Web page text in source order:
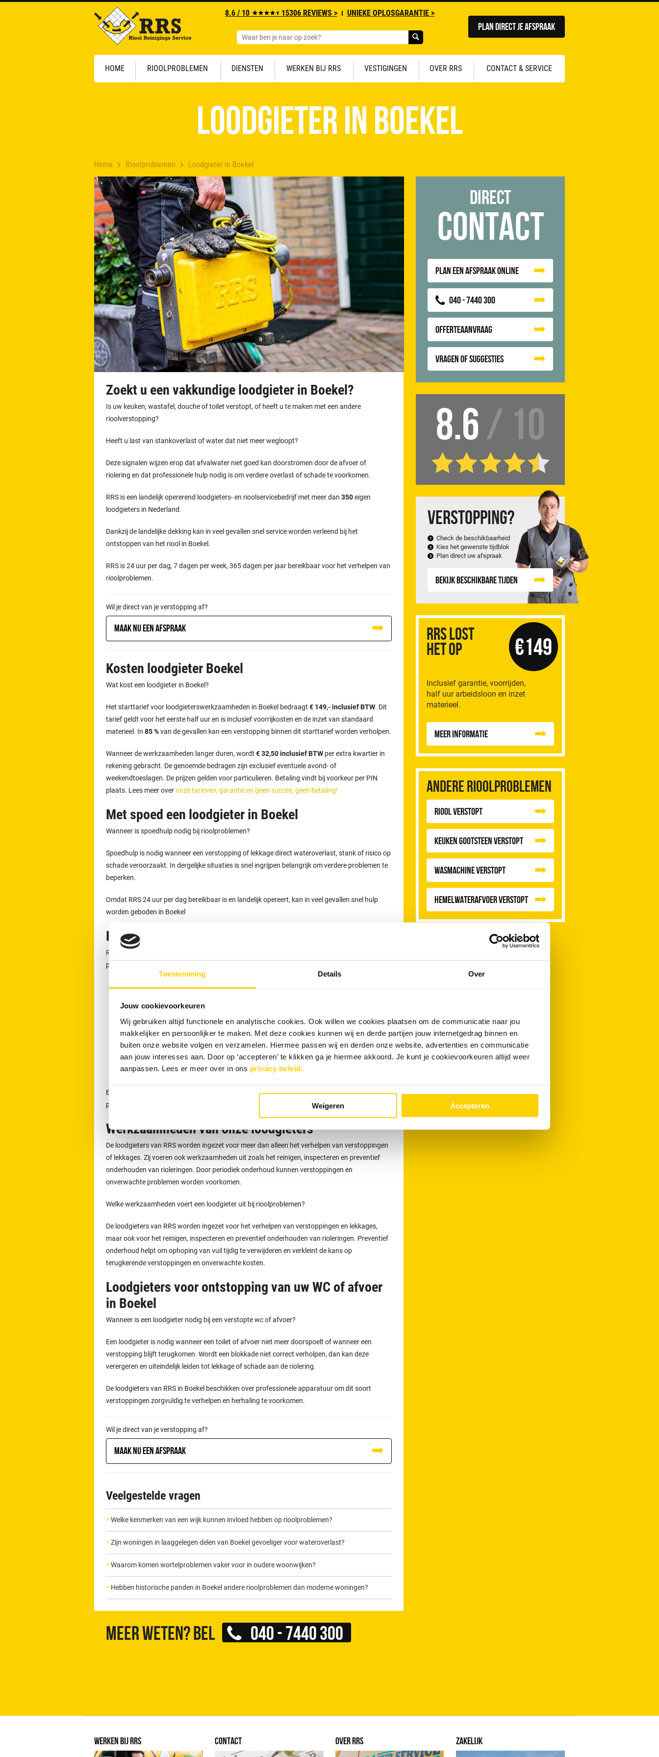
Toestemming Details Over
Jouw cookievoorkeuren
Wij gebruiken altijd functionele en analytische cookies. Ook willen we cookies plaatsen om de communicatie naar jou
makkelijker en persoonlijker te maken. Met deze cookies kunnen wij en derde partijen jouw internetgedrag binnen en
buiten onze website volgen en verzamelen. Hiermee passen wij en derden onze website, advertenties en communicatie
aan jouw interesses aan. Door op ‘accepteren’ te klikken ga je hiermee akkoord. Je kunt je cookievoorkeuren altijd weer
aanpassen. Lees er meer over in ons privacy beleid.
Weigeren Accepteren
8.6 / 10 15306 REVIEWS > UNIEKE OPLOSGARANTIE >
Plan direct je afspraak
HOME RIOOLPROBLEMEN DIENSTEN WERKEN BIJ RRS VESTIGINGEN OVER RRS CONTACT & SERVICE
Home Rioolproblemen Loodgieter in Boekel
Loodgieter in Boekel
Zoekt u een vakkundige loodgieter in Boekel?
Is uw keuken, wastafel, douche of toilet verstopt, of heeft u te maken met een andere
rioolverstopping?
Heeft u last van stankoverlast of water dat niet meer wegloopt?
Deze signalen wijzen erop dat afvalwater niet goed kan doorstromen door de afvoer of
riolering en dat professionele hulp nodig is om verdere overlast of schade te voorkomen.
RRS is een landelijk opererend loodgieters- en rioolservicebedrijf met meer dan 350eigen
loodgieters in Nederland.
Dankzij de landelijke dekking kan in veel gevallen snel service worden verleend bij het
ontstoppen van het riool in Boekel.
RRS is 24 uur per dag, 7 dagen per week, 365 dagen per jaar bereikbaar voor het verhelpen van
rioolproblemen.
Wil je direct van je verstopping af?
Maak nu een afspraak
Kosten loodgieter Boekel
Wat kost een loodgieter in Boekel?
Het starttarief voor loodgieterswerkzaamheden in Boekel bedraagt € 149,- inclusief BTW. Dit
tarief geldt voor het eerste half uur en is inclusief voorrijkosten en de inzet van standaard
materieel. In 85 %van de gevallen kan een verstopping binnen dit starttarief worden verholpen.
Wanneer de werkzaamheden langer duren, wordt € 32,50 inclusief BTW per extra kwartier in
rekening gebracht. De genoemde bedragen zijn exclusief eventuele avond- of
weekendtoeslagen. De prijzen gelden voor particulieren. Betaling vindt bij voorkeur per PIN
plaats. Lees meer overonze tarieven, garantie en geen succes, geen betaling!
Met spoed een loodgieter in Boekel
Wanneer is spoedhulp nodig bij rioolproblemen?
Spoedhulp is nodig wanneer een verstopping of lekkage direct wateroverlast, stank of risico op
schade veroorzaakt. In dergelijke situaties is snel ingrijpen belangrijk om verdere problemen te
beperken.
Omdat RRS 24 uur per dag bereikbaar is en landelijk opereert, kan in veel gevallen snel hulp
worden geboden in Boekel
Het werkgebied van RRS Boekel
RRS Boekel biedt loodgietersservice in de gehele provincie Noord Brabant. Ook in omliggende
plaatsen kunt u terecht voor hulp bij rioolproblemen.
Uden
Deurne
Heesch
Grave
Son en Breugel
Een afspraak voor het ontstoppen van uw afvoer maakt u eenvoudig online. Ook kunt u 24 uur
per dag telefonisch contact opnemen via
Werkzaamheden van onze loodgieters
De loodgieters van RRS worden ingezet voor meer dan alleen het verhelpen van verstoppingen
of lekkages. Zij voeren ook werkzaamheden uit zoals het reinigen, inspecteren en preventief
onderhouden van rioleringen. Door periodiek onderhoud kunnen verstoppingen en
onverwachte problemen worden voorkomen.
Welke werkzaamheden voert een loodgieter uit bij rioolproblemen?
De loodgieters van RRS worden ingezet voor het verhelpen van verstoppingen en lekkages,
maar ook voor het reinigen, inspecteren en preventief onderhouden van rioleringen. Preventief
onderhoud helpt om ophoping van vuil tijdig te verwijderen en verkleint de kans op
terugkerende verstoppingen en onverwachte kosten.
Loodgieters voor ontstopping van uw WC of afvoer
in Boekel
Wanneer is een loodgieter nodig bij een verstopte wc of afvoer?
Een loodgieter is nodig wanneer een toilet of afvoer niet meer doorspoelt of wanneer een
verstopping blijft terugkomen. Wordt een blokkade niet correct verholpen, dan kan deze
verergeren en uiteindelijk leiden tot lekkage of schade aan de riolering.
De loodgieters van RRS in Boekel beschikken over professionele apparatuur om dit soort
verstoppingen zorgvuldig te verhelpen en herhaling te voorkomen.
Wil je direct van je verstopping af?
Maak nu een afspraak
Veelgestelde vragen
Welke kenmerken van een wijk kunnen invloed hebben op rioolproblemen?
Zijn woningen in laaggelegen delen van Boekel gevoeliger voor wateroverlast?
Waarom komen wortelproblemen vaker voor in oudere woonwijken?
Hebben historische panden in Boekel andere rioolproblemen dan moderne woningen?
Meer weten? Bel 040 - 7440 300
Direct
Contact
Plan een afspraak online
040 - 7440 300
Offerteaanvraag
Vragen of suggesties
8.6 / 10
Verstopping?
Check de beschikbaarheid
Kies het gewenste tijdblok
Plan direct uw afspraak
Bekijk beschikbare tijden
RRS Lost
het op
Inclusief garantie, voorrijden,
half uur arbeidsloon en inzet
materieel.
€149
Meer informatie
Andere rioolproblemen
Riool Verstopt
Keuken Gootsteen Verstopt
Wasmachine verstopt
Hemelwaterafvoer Verstopt
WERKEN BIJ RRS CONTACT OVER RRS ZAKELIJK